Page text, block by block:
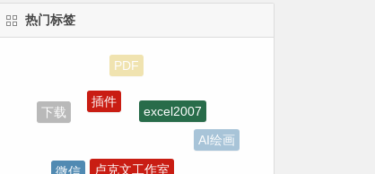
热门标签
下载
插件
excel2007
AI绘画
微信
卢克文工作室